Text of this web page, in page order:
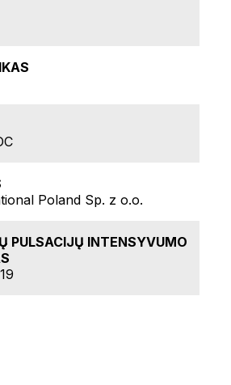
Poland Sp. z o.o.
PULSACIJŲ INTENSYVUMO